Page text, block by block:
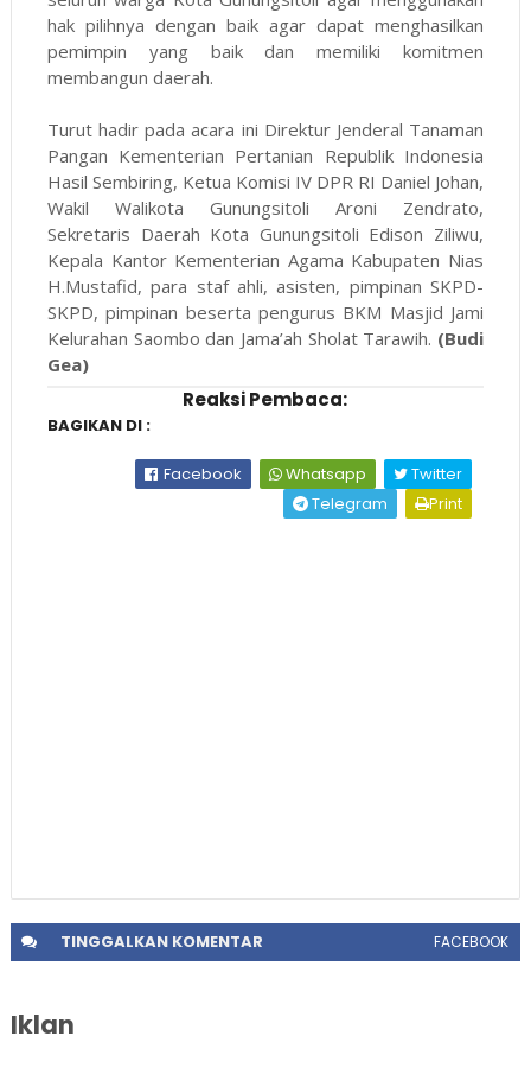
hak pilihnya dengan baik agar dapat menghasilkan
pemimpin yang baik dan memiliki komitmen
membangun daerah.
Turut hadir pada acara ini Direktur Jenderal Tanaman
Pangan Kementerian Pertanian Republik Indonesia
Hasil Sembiring, Ketua Komisi IV DPR RI Daniel Johan,
Wakil Walikota Gunungsitoli Aroni Zendrato,
Sekretaris Daerah Kota Gunungsitoli Edison Ziliwu,
Kepala Kantor Kementerian Agama Kabupaten Nias
H.Mustafid, para staf ahli, asisten, pimpinan SKPD-
SKPD, pimpinan beserta pengurus BKM Masjid Jami
Kelurahan Saombo dan Jama’ah Sholat Tarawih. (Budi
Gea)
Reaksi Pembaca:
BAGIKAN DI :
Facebook Whatsapp
Twitter
Telegram
Print
TINGGALKANKOMENTAR FACEBOOK
Iklan